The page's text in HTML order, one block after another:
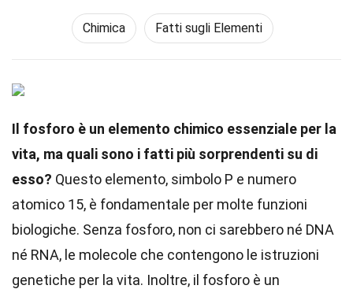
Chimica Fatti sugli Elementi
Il fosforo è un elemento chimico essenziale per la
vita, ma quali sono i fatti più sorprendenti su di
esso? Questo elemento, simbolo P e numero
atomico 15, è fondamentale per molte funzioni
biologiche. Senza fosforo, non ci sarebbero né DNA
né RNA, le molecole che contengono le istruzioni
genetiche per la vita. Inoltre, il fosforo è un